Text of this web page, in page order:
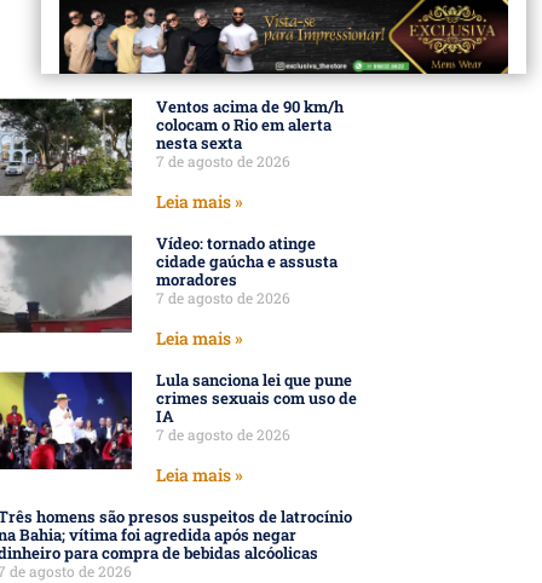
Ventos acima de 90 km/h
colocam o Rio em alerta
nesta sexta
7 de agosto de 2026
Leia mais »
Vídeo: tornado atinge
cidade gaúcha e assusta
moradores
7 de agosto de 2026
Leia mais »
Lula sanciona lei que pune
crimes sexuais com uso de
IA
7 de agosto de 2026
Leia mais »
homens são presos suspeitos de latrocínio
Bahia; vítima foi agredida após negar
para compra de bebidas alcóolicas
de agosto de 2026